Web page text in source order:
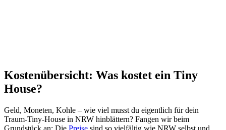
Kostenübersicht: Was kostet ein Tiny
House?
Geld, Moneten, Kohle – wie viel musst du eigentlich für dein
Traum-Tiny-House in NRW hinblättern? Fangen wir beim